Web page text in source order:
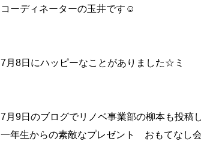
コーディネーターの玉井です☺
7月8日にハッピーなことがありました☆ミ
7月9日のブログでリノベ事業部の柳本も投稿
一年生からの素敵なプレゼント おもてなし